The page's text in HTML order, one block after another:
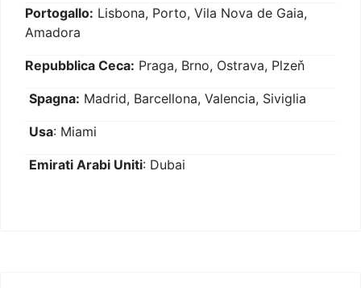
Portogallo: Lisbona, Porto, Vila Nova de Gaia,
Amadora
Repubblica Ceca: Praga, Brno, Ostrava, Plzeň
Spagna: Madrid, Barcellona, Valencia, Siviglia
Usa: Miami
Emirati Arabi Uniti: Dubai